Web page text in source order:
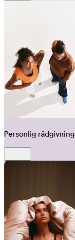
Personlig rådgivning